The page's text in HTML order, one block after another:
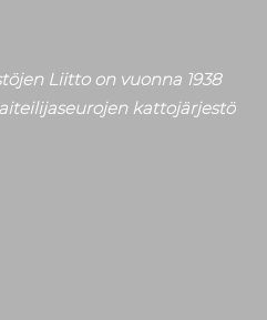
Liitto on vuonna 1938
kattojärjestö